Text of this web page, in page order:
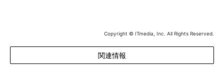
Copyright © ITmedia, Inc. All Rights Reserved.
関連情報